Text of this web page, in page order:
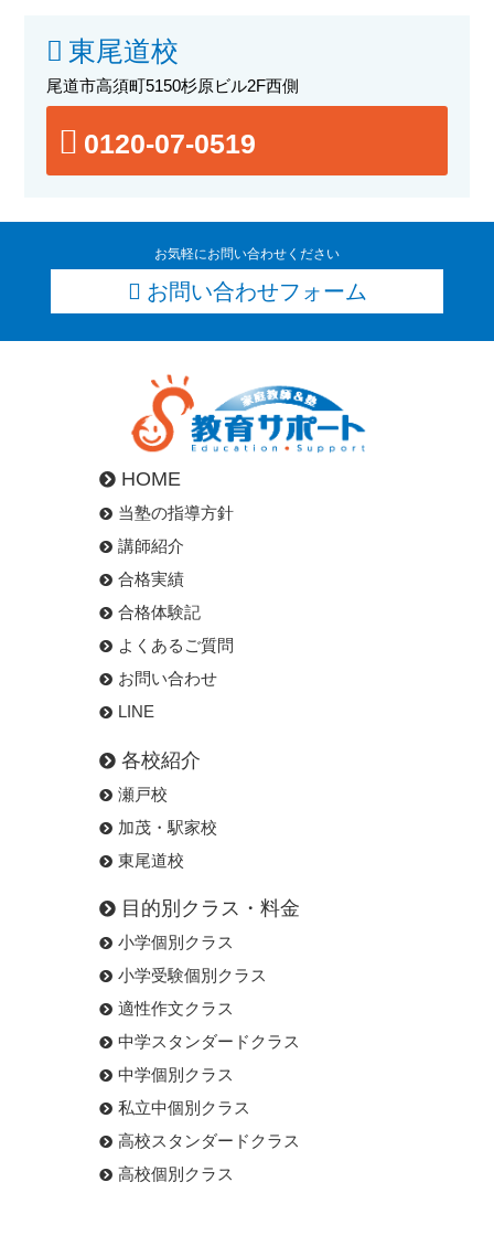
東尾道校
尾道市高須町5150杉原ビル2F西側
0120-07-0519
お気軽にお問い合わせください
お問い合わせフォーム
HOME
当塾の指導方針
講師紹介
合格実績
合格体験記
よくあるご質問
お問い合わせ
LINE
各校紹介
瀬戸校
加茂・駅家校
東尾道校
目的別クラス・料金
小学個別クラス
小学受験個別クラス
適性作文クラス
中学スタンダードクラス
中学個別クラス
私立中個別クラス
高校スタンダードクラス
高校個別クラス